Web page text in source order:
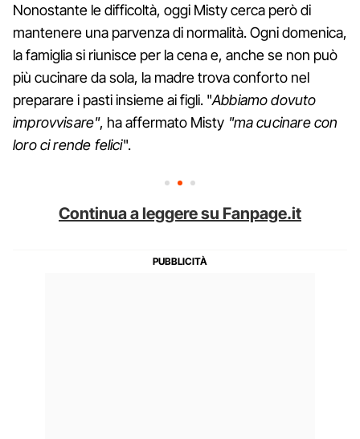
Nonostante le difficoltà, oggi Misty cerca però di
mantenere una parvenza di normalità. Ogni domenica,
la famiglia si riunisce per la cena e, anche se non può
più cucinare da sola, la madre trova conforto nel
preparare i pasti insieme ai figli. "Abbiamo dovuto
improvvisare", ha affermato Misty "ma cucinare con
loro ci rende felici".
Continua a leggere su Fanpage.it